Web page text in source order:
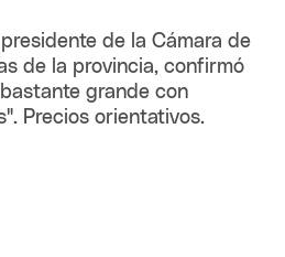
de la Cámara de
de la provincia, confirmó
grande con
Precios orientativos.